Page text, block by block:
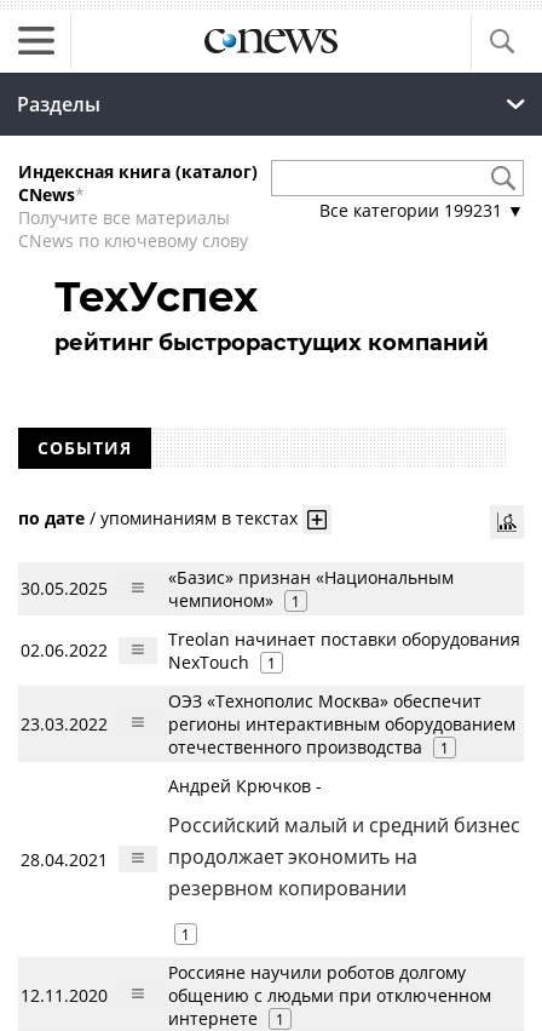
Разделы
Индексная книга (каталог)
CNews*
Получите все материалы
CNews по ключевому слову
Все категории 199231 ▼
ТехУспех
рейтинг быстрорастущих компаний
СОБЫТИЯ
по дате / упоминаниям в текстах
30.05.2025
«Базис» признан «Национальным
чемпионом»
1
02.06.2022
Treolan начинает поставки оборудования
NexTouch
1
23.03.2022
ОЭЗ «Технополис Москва» обеспечит
регионы интерактивным оборудованием
отечественного производства
1
28.04.2021
Андрей Крючков -
Российский малый и средний бизнес
продолжает экономить на
резервном копировании
1
12.11.2020
Россияне научили роботов долгому
общению с людьми при отключенном
интернете
1